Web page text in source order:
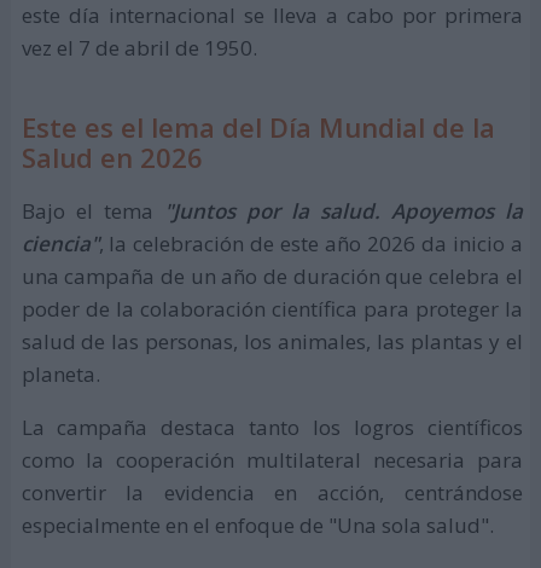
este día internacional se lleva a cabo por primera
vez el 7 de abril de 1950.
Este es el lema del Día Mundial de la
Salud en 2026
Bajo el tema
"Juntos por la salud. Apoyemos la
ciencia", la celebración de este año 2026 da inicio a
una campaña de un año de duración que celebra el
poder de la colaboración científica para proteger la
salud de las personas, los animales, las plantas y el
planeta.
La campaña destaca tanto los logros científicos
como la cooperación multilateral necesaria para
convertir la evidencia en acción, centrándose
especialmente en el enfoque de "Una sola salud".